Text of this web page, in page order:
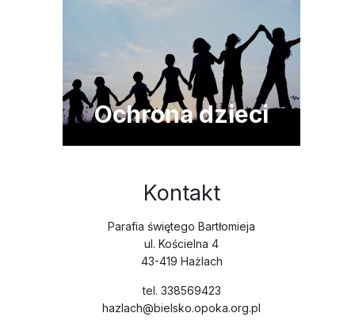
Ochrona dzieci
Kontakt
Parafia świętego Bartłomieja
ul. Kościelna 4
43-419 Hażlach
tel. 338569423
hazlach@bielsko.opoka.org.pl